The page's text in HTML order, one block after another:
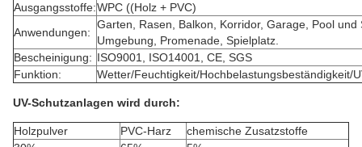
Ausgangsstoffe:WPC ((Holz + PVC)
Anwendungen:
Garten, Rasen, Balkon, Korridor, Garage, Pool und
Umgebung, Promenade, Spielplatz.
Bescheinigung: ISO9001, ISO14001, CE, SGS
Funktion:
Wetter/Feuchtigkeit/Hochbelastungsbeständigkeit/
UV-Schutzanlagen wird durch:
Holzpulver PVC-Harz
chemische Zusatzstoffe